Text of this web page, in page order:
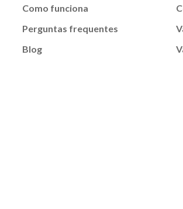
Como funciona
Perguntas frequentes
Blog